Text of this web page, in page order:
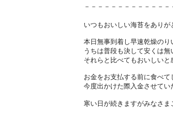
－－－－－－－－－－－－
いつもおいしい海苔をありが
本日無事到着し早速乾燥のり
うちは普段も決して安くは無
それらと比べてもおいしいと
お金をお支払する前に食べて
今度出かけた際入金させてい
寒い日が続きますがみなさま